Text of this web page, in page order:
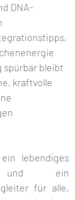
DNA-
spürbar bleibt
kraftvolle
lebendiges
und ein
für alle,